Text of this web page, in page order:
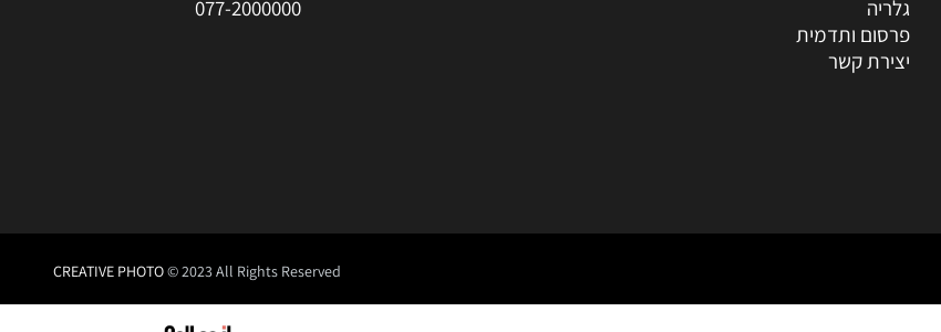
גלריה
פרסום ותדמית
יצירת קשר
077-2000000
CREATIVE PHOTO© 2023 All Rights Reserved